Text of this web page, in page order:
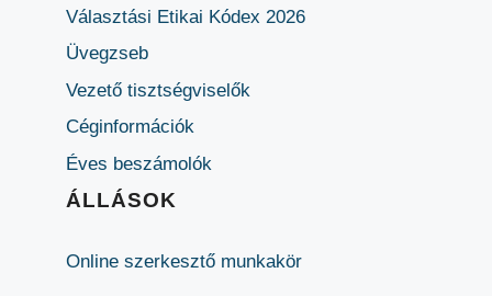
Választási Etikai Kódex 2026
Üvegzseb
Vezető tisztségviselők
Céginformációk
Éves beszámolók
ÁLLÁSOK
Online szerkesztő munkakör